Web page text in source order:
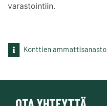
varastointiin.
Konttien ammattisanasto